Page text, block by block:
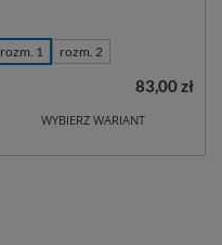
rozm. 1 rozm. 2
WYBIERZ WARIANT
83,00 zł